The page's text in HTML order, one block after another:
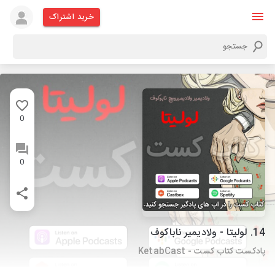
خرید اشتراک
0
0
14. لولیتا - ولادیمیر ناباکوف
پادکست کتاب کست - KetabCast